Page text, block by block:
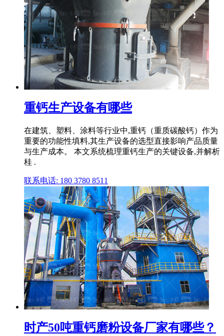
重钙生产设备有哪些
在建筑、塑料、涂料等行业中,重钙（重质碳酸钙）作为
重要的功能性填料,其生产设备的选型直接影响产品质量
与生产成本。 本文系统梳理重钙生产的关键设备,并解析
桂 .
联系电话: 180 3780 8511
时产50吨重钙磨粉设备厂家有哪些？